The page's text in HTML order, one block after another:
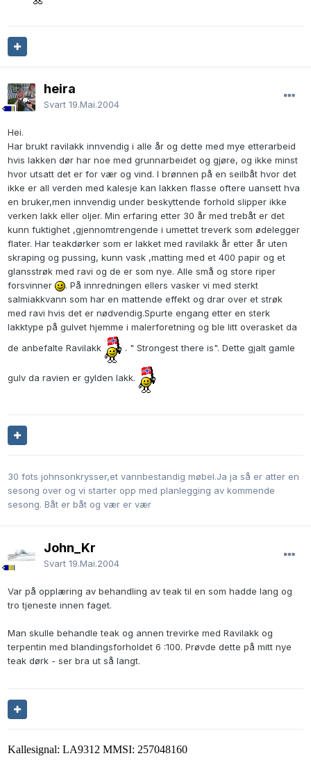
heira
Svart 19.Mai.2004
Hei.
Har brukt ravilakk innvendig i alle år og dette med mye etterarbeid
hvis lakken dør har noe med grunnarbeidet og gjøre, og ikke minst
hvor utsatt det er for vær og vind. I brønnen på en seilbåt hvor det
ikke er all verden med kalesje kan lakken flasse oftere uansett hva
en bruker,men innvendig under beskyttende forhold slipper ikke
verken lakk eller oljer. Min erfaring etter 30 år med trebåt er det
kunn fuktighet ,gjennomtrengende i umettet treverk som ødelegger
flater. Har teakdørker som er lakket med ravilakk år etter år uten
skraping og pussing, kunn vask ,matting med et 400 papir og et
glansstrøk med ravi og de er som nye. Alle små og store riper
forsvinner
. På innredningen ellers vasker vi med sterkt
salmiakkvann som har en mattende effekt og drar over et strøk
med ravi hvis det er nødvendig.Spurte engang etter en sterk
lakktype på gulvet hjemme i malerforetning og ble litt overasket da
de anbefalte Ravilakk
. " Strongest there is". Dette gjalt gamle
gulv da ravien er gylden lakk.
30 fots johnsonkrysser,et vannbestandig møbel.Ja ja så er atter en
sesong over og vi starter opp med planlegging av kommende
sesong. Båt er båt og vær er vær
John_Kr
Svart 19.Mai.2004
Var på opplæring av behandling av teak til en som hadde lang og
tro tjeneste innen faget.
Man skulle behandle teak og annen trevirke med Ravilakk og
terpentin med blandingsforholdet 6 :100. Prøvde dette på mitt nye
teak dørk - ser bra ut så langt.
Kallesignal: LA9312 MMSI: 257048160